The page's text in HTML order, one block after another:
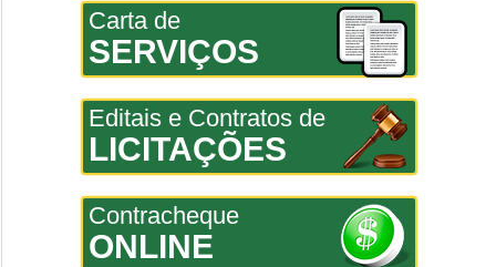
Carta de
SERVIÇOS
Editais e Contratos de
LICITAÇÕES
Contracheque
ONLINE